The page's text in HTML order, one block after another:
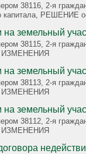
38116, 2-я
капитала,
земельный
38115, 2-я
ИЗМЕНЕНИЯ
земельный
38113, 2-я
ИЗМЕНЕНИЯ
земельный
38112, 2-я
ИЗМЕНЕНИЯ